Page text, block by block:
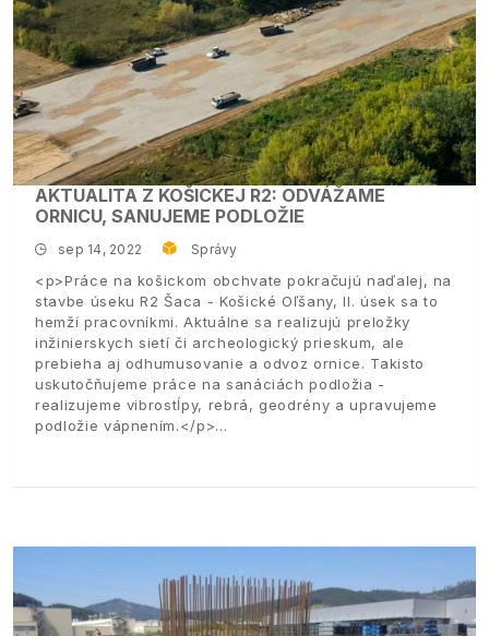
AKTUALITA Z KOŠICKEJ R2: ODVÁŽAME
ORNICU, SANUJEME PODLOŽIE
sep 14, 2022 Správy
<p>Práce na košickom obchvate pokračujú naďalej, na
stavbe úseku R2 Šaca - Košické Oľšany, II. úsek sa to
hemží pracovníkmi. Aktuálne sa realizujú preložky
inžinierskych sietí či archeologický prieskum, ale
prebieha aj odhumusovanie a odvoz ornice. Takisto
uskutočňujeme práce na sanáciách podložia -
realizujeme vibrostĺpy, rebrá, geodrény a upravujeme
podložie vápnením.</p>